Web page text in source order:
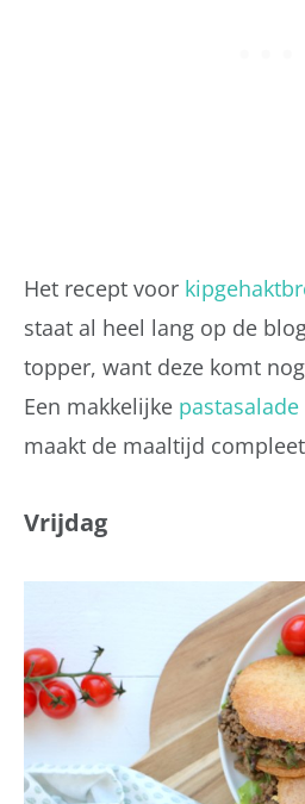
Het recept voor
staat al heel lang op de
topper, want deze komt
Een makkelijke
maakt de maaltijd
Vrijdag